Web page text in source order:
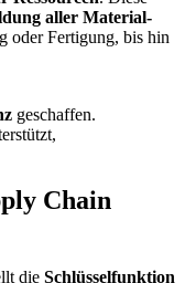
aller Material-
oder Fertigung, bis hin
geschaffen.
Chain
die Schlüsselfunktion